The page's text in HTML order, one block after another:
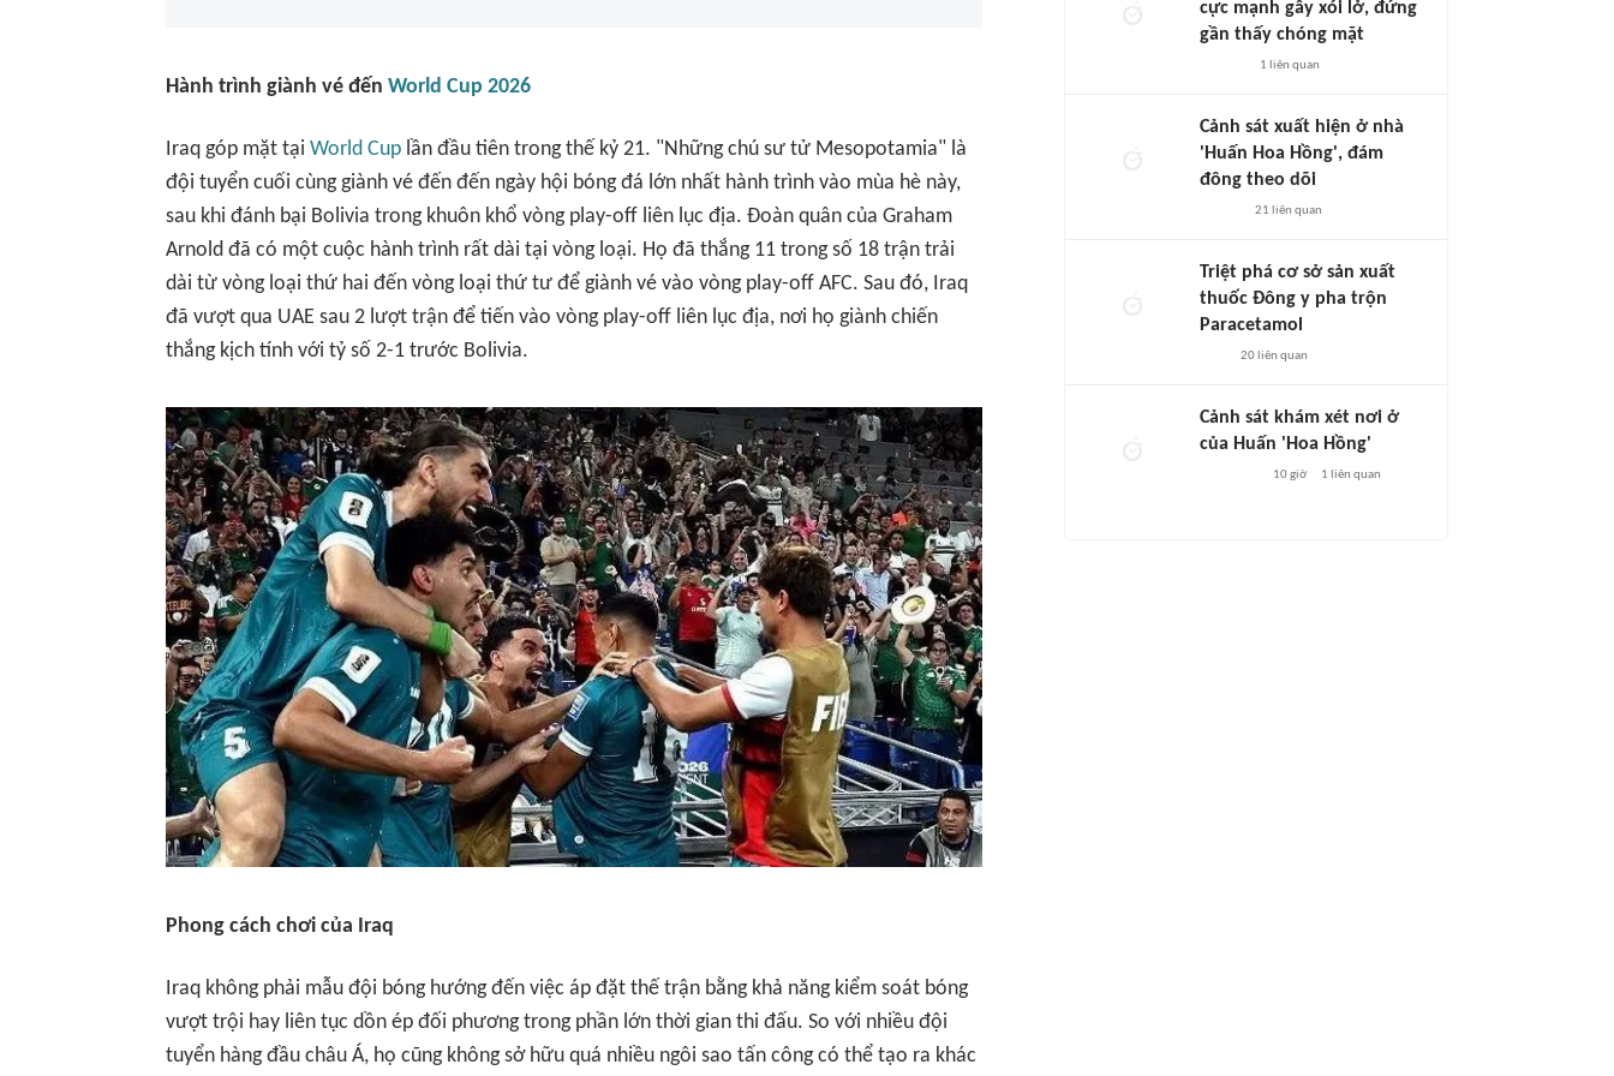
Hành trình giành vé đến World Cup 2026
Iraq góp mặt tại World Cup lần đầu tiên trong thế kỷ 21. "Những chú sư tử Mesopotamia" là
đội tuyển cuối cùng giành vé đến đến ngày hội bóng đá lớn nhất hành trình vào mùa hè này,
sau khi đánh bại Bolivia trong khuôn khổ vòng play-off liên lục địa. Đoàn quân của Graham
Arnold đã có một cuộc hành trình rất dài tại vòng loại. Họ đã thắng 11 trong số 18 trận trải
dài từ vòng loại thứ hai đến vòng loại thứ tư để giành vé vào vòng play-off AFC. Sau đó, Iraq
đã vượt qua UAE sau 2 lượt trận để tiến vào vòng play-off liên lục địa, nơi họ giành chiến
thắng kịch tính với tỷ số 2-1 trước Bolivia.
Phong cách chơi của Iraq
Iraq không phải mẫu đội bóng hướng đến việc áp đặt thế trận bằng khả năng kiểm soát bóng
vượt trội hay liên tục dồn ép đối phương trong phần lớn thời gian thi đấu. So với nhiều đội
tuyển hàng đầu châu Á, họ cũng không sở hữu quá nhiều ngôi sao tấn công có thể tạo ra khác
cực mạnh gây xói lở, đứng
gần thấy chóng mặt
1 liên quan
Cảnh sát xuất hiện ở nhà
'Huấn Hoa Hồng', đám
đông theo dõi
21 liên quan
Triệt phá cơ sở sản xuất
thuốc Đông y pha trộn
Paracetamol
20liên quan
Cảnh sát khám xét nơi ở
của Huấn 'Hoa Hồng'
10 giờ 1 liên quan